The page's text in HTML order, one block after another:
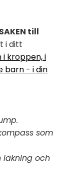
till
i ditt
kroppen, i
barn - i din
som
läkning och